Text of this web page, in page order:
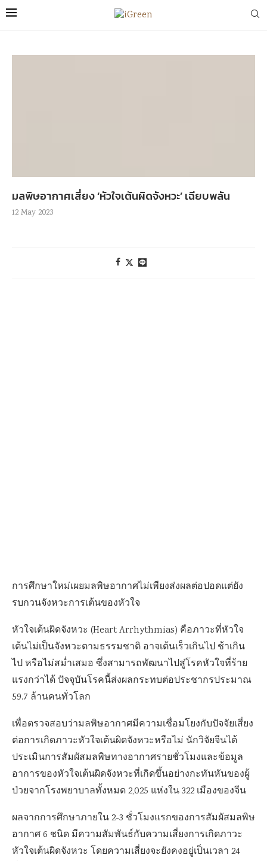
มลพิษอากาศเสี่ยง ‘หัวใจเต้นผิดจังหวะ’ เฉียบพลัน
12 May 2023
การศึกษาใหม่เผยมลพิษอากาศไม่เพียงส่งผลต่อปอดแต่ยัง
รบกวนจังหวะการเต้นของหัวใจ
หัวใจเต้นผิดจังหวะ (Heart Arrhythmias) คือภาวะที่หัวใจ
เต้นไม่เป็นจังหวะตามธรรมชาติ อาจเต้นเร็วเกินไป ช้าเกิน
ไป หรือไม่สม่ำเสมอ ซึ่งสามารถพัฒนาไปสู่โรคหัวใจที่ร้าย
แรงกว่าได้ ปัจจุบันโรคนี้ส่งผลกระทบต่อประชากรประมาณ
59.7 ล้านคนทั่วโลก
เพื่อตรวจสอบว่ามลพิษอากาศมีความเชื่อมโยงกับปัจจัยเสี่ยง
ต่อการเกิดภาวะหัวใจเต้นผิดจังหวะหรือไม่ นักวิจัยจีนได้
ประเมินการสัมผัสมลพิษทางอากาศรายชั่วโมงและข้อมูล
อาการของหัวใจเต้นผิดจังหวะที่เกิดขึ้นอย่างกะทันหันของผู้
ป่วยจากโรงพยาบาลทั้งหมด 2,025 แห่งใน 322 เมืองของจีน
ผลจากการศึกษาภายใน 2-3 ชั่วโมงแรกของการสัมผัสมลพิษ
อากาศ 6 ชนิด มีความสัมพันธ์กับความเสี่ยงการเกิดภาวะ
หัวใจเต้นผิดจังหวะ โดยความเสี่ยงจะยังคงอยู่เป็นเวลา 24